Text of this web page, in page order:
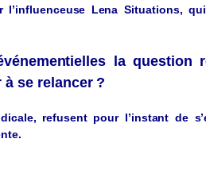
l’influenceuse Lena Situations, qui
vénementielles laquestion r
à se relancer ?
, refusentpour l’instant de
nte.